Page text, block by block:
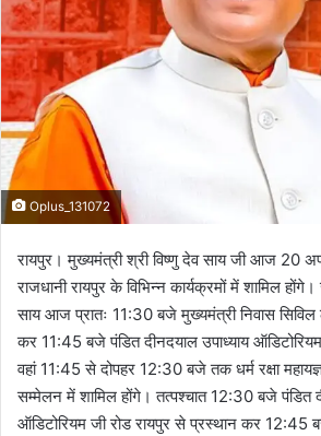
Oplus_131072
रायपुर। मुख्यमंत्री श्री विष्णु देव साय जी आज 20
राजधानी रायपुर के विभिन्न कार्यक्रमों में शामिल
साय आज प्रातः 11:30 बजे मुख्यमंत्री निवास सिविल
कर 11:45 बजे पंडित दीनदयाल उपाध्याय
वहां 11:45 से दोपहर 12:30 बजे तक धर्म रक्षा
सम्मेलन में शामिल होंगे। तत्पश्चात 12:30 बजे पंडित
ऑडिटोरियम जी रोड रायपुर से प्रस्थान कर 12:45